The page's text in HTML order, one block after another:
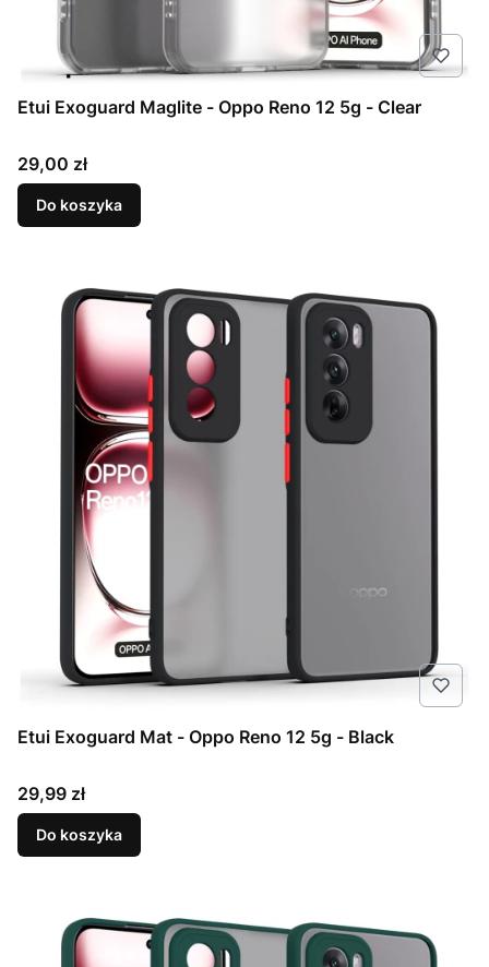
Etui Exoguard Maglite - Oppo Reno 12 5g - Clear
Cena
29,00 zł
Do koszyka
Etui Exoguard Mat - Oppo Reno 12 5g - Black
Cena
29,99 zł
Do koszyka